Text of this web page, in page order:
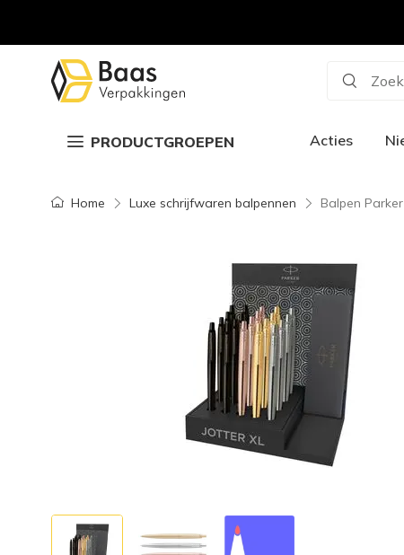
PRODUCTGROEPEN Acties
Home Luxe schrijfwaren balpennen Balpen